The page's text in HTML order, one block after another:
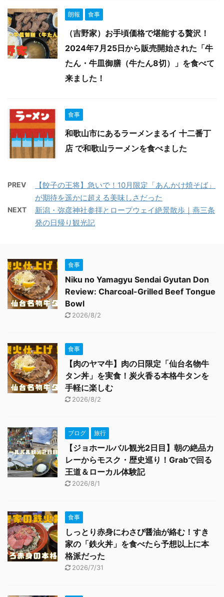
朗報 食事
（吉野家）お手頃価格で堪能する贅沢！
2024年7月25日から販売開始された「牛
たん・牛皿御膳（牛たん8切）」を食べて
来ました！
食事
和歌山市にあるラーメンまるイ 十二番丁
店 で和歌山ラーメンを食べました
PREV
【餃子の王将】急いで！10月限定「あんかけ焼そば」
が期待を遥かに超える美味しさだった
NEXT
新潟・弥彦神社参拝とロープウェイ絶景散歩｜燕三条
発の日帰り観光記
食事
Niku no Yamagyu Sendai Gyutan Don
Review: Charcoal-Grilled Beef Tongue
Bowl
2026/8/2
食事
【肉のヤマ牛】肉の日限定「仙台名物牛
タン丼」を実食！炭火香る本格牛タンを
手軽に楽しむ
2026/8/2
ブログ 旅行
【ジョホールバル観光2日目】朝の絶品カ
レーからモスク・歴史巡り！Grabで回る
王道＆ローカル体験記
2026/8/1
食事
しっとり赤身にわさび醤油が絡む！すき
家の「鉄火丼」を食べたら予想以上に本
格派だった
2026/7/31